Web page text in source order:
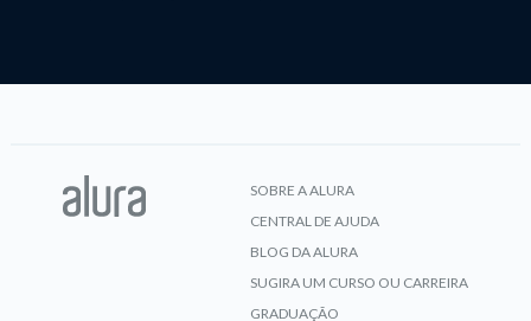
SOBRE A ALURA
CENTRAL DE AJUDA
BLOG DA ALURA
SUGIRA UM CURSO OU CARREIRA
GRADUAÇÃO